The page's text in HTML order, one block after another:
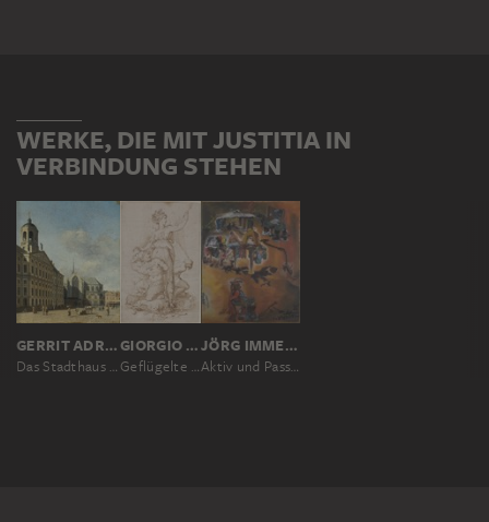
WERKE, DIE MIT JUSTITIA IN
VERBINDUNG STEHEN
GERRIT ADRIAENSZ. BERCKHEYDE
Das Stadthaus in Amsterdam
GIORGIO VASARI
Geflügelte Viktoria mit Palmzweig und drei auf Trophäen knienden Gefangenen
JÖRG IMMENDORFF
Aktiv und Passiv